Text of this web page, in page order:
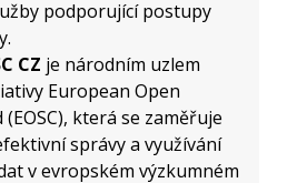
podporující postupy
CZ je národním uzlem
European Open
(EOSC), která se zaměřuje
správy a využívání
v evropském výzkumném